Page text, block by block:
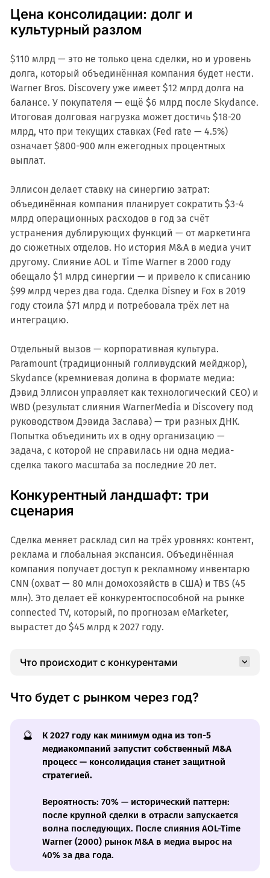
Цена консолидации: долг и
культурный разлом
$110 млрд — это не только цена сделки, но и уровень
долга, который объединённая компания будет нести.
Warner Bros. Discovery уже имеет $12 млрд долга на
балансе. У покупателя — ещё $6 млрд после Skydance.
Итоговая долговая нагрузка может достичь $18-20
млрд, что при текущих ставках (Fed rate — 4.5%)
означает $800-900 млн ежегодных процентных
выплат.
Эллисон делает ставку на синергию затрат:
объединённая компания планирует сократить $3-4
млрд операционных расходов в год за счёт
устранения дублирующих функций — от маркетинга
до сюжетных отделов. Но история M&A в медиа учит
другому. Слияние AOL и Time Warner в 2000 году
обещало $1 млрд синергии — и привело к списанию
$99 млрд через два года. Сделка Disney и Fox в 2019
году стоила $71 млрд и потребовала трёх лет на
интеграцию.
Отдельный вызов — корпоративная культура.
Paramount (традиционный голливудский мейджор),
Skydance (кремниевая долина в формате медиа:
Дэвид Эллисон управляет как технологический CEO) и
WBD (результат слияния WarnerMedia и Discovery под
руководством Дэвида Заслава) — три разных ДНК.
Попытка объединить их в одну организацию —
задача, с которой не справилась ни одна медиа-
сделка такого масштаба за последние 20 лет.
Конкурентный ландшафт: три
сценария
Сделка меняет расклад сил на трёх уровнях: контент,
реклама и глобальная экспансия. Объединённая
компания получает доступ к рекламному инвентарю
CNN (охват — 80 млн домохозяйств в США) и TBS (45
млн). Это делает её конкурентоспособной на рынке
connected TV, который, по прогнозам eMarketer,
вырастет до $45 млрд к 2027 году.
Что происходит с конкурентами
Что будет с рынком через год?
🔮
К 2027 году как минимум одна из топ-5
медиакомпаний запустит собственный M&A
процесс — консолидация станет защитной
стратегией.
Вероятность: 70% — исторический паттерн:
после крупной сделки в отрасли запускается
волна последующих. После слияния AOL-Time
Warner (2000) рынок M&A в медиа вырос на
40% за два года.